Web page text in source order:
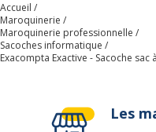
Hauteur 49
Largeur
Poids du produit
Accueil
Maroquinerie
Maroquinerie professionnelle
Sacoches informatique
Exacompta Exactive - Sacoche
Les